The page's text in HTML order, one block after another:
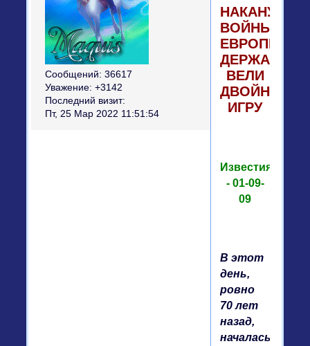
Сообщений: 36617
Уважение: +3142
Последний визит:
Пт, 25 Мар 2022 11:51:54
НАКАНУНЕ
ВОЙНЫ
ДЕРЖАВЫ
ВЕЛИ
ДВОЙНУЮ
ИГРУ
Известия
- 01-09-
09
В этот
день,
ровно
70 лет
назад,
началась